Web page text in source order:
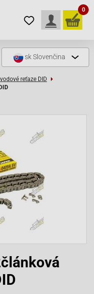
0
skSlovenčina
reťaze DID